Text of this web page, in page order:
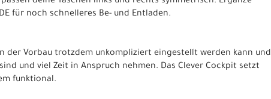
für noch schnelleres Be- und Entladen.
der Vorbau trotzdem unkompliziert eingestellt werden kann und
und viel Zeit in Anspruch nehmen. Das Clever Cockpit setzt
funktional.